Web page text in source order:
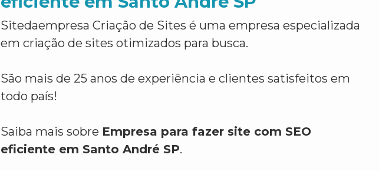
Sitedaempresa Criação de Sites é uma empresa especializada
em criação de sites otimizados para busca.
São mais de 25 anos de experiência e clientes satisfeitos em
todo país!
Saiba mais sobre Empresa para fazer site com SEO
eficiente em Santo André SP.